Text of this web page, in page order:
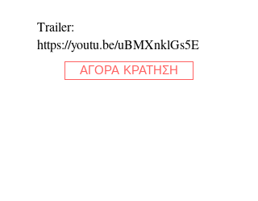
Τrailer:
https://youtu.be/uBMXnklGs5E
ΑΓΟΡΑ ΚΡΑΤΗΣΗ